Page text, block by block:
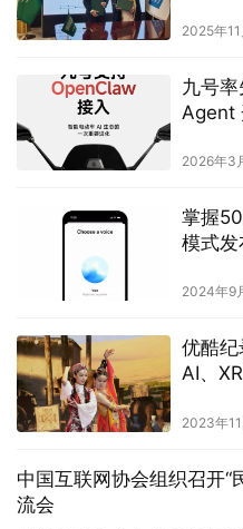
2025年11
九号
Agent
2026年3
掌握
模式发
2024年9
优酷
AI、
2023年
中国互联网协会组织召开“
流会